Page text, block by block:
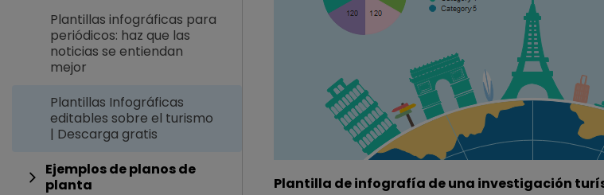
Plantillas infográficas para
periódicos: haz que las
noticias se entiendan
mejor
Plantillas Infográficas
editables sobre el turismo
| Descarga gratis
Ejemplos de planos de
planta
Plantilla de infografía de una investigación